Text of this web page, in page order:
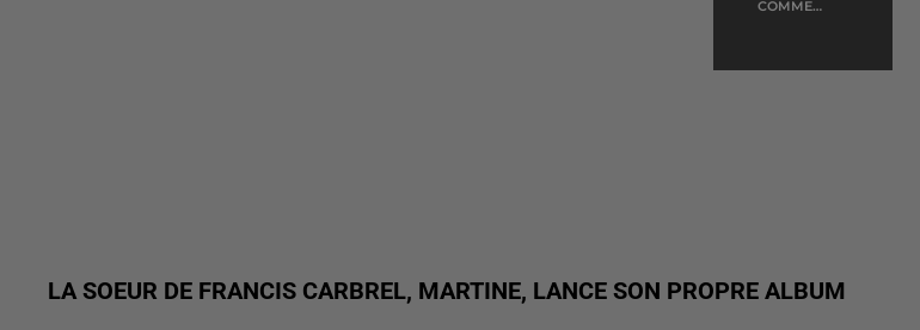
COMME
LA SOEUR DE FRANCIS CARBREL, MARTINE, LANCE SON PROPRE ALBUM